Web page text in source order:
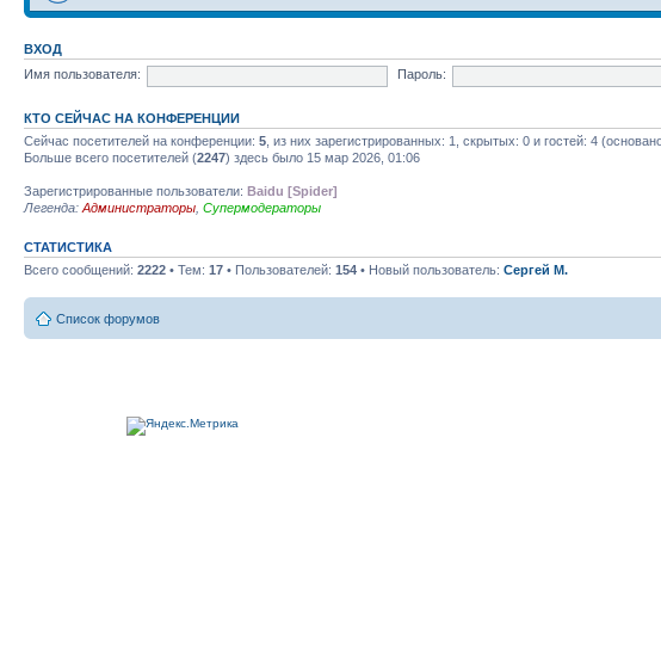
ВХОД
Имя пользователя:
Пароль:
КТО СЕЙЧАС НА КОНФЕРЕНЦИИ
Сейчас посетителей на конференции: 5 , из них зарегистрированных: 1, скрытых: 0 и гостей: 4
Больше всего посетителей (2247) здесь было 15 мар 2026, 01:06
Зарегистрированные пользователи: Baidu [Spider]
Легенда: Администраторы Супермодераторы
СТАТИСТИКА
Всего сообщений: 2222 • Тем: 17 • Пользователей: 154 • Новый пользователь: Сергей М.
Список форумов